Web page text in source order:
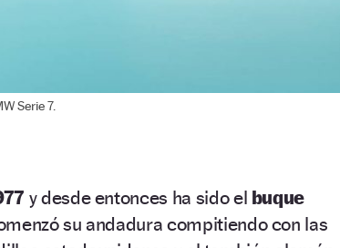
Serie 7.
y desde entonces ha sido el buque
su andadura compitiendo con las